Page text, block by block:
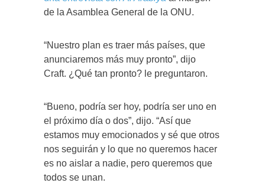
de la Asamblea General de la ONU.
“Nuestro plan es traer más países, que
anunciaremos más muy pronto”, dijo
Craft. ¿Qué tan pronto? le preguntaron.
“Bueno, podría ser hoy, podría ser uno en
el próximo día o dos”, dijo. “Así que
estamos muy emocionados y sé que otros
nos seguirán y lo que no queremos hacer
es no aislar a nadie, pero queremos que
todos se unan.